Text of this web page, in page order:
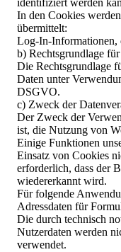
identifiziert werden
In den Cookies
übermittelt:
Log-In-Informationen,
b) Rechtsgrundlage
Die Rechtsgrundlage
Daten unter
DSGVO.
c) Zweck der
Der Zweck der
ist, die Nutzung von
Einige Funktionen
Einsatz von Cookies
erforderlich, dass der
wiedererkannt wird.
Für folgende
Adressdaten für
Die durch technisch
Nutzerdaten werden
verwendet.